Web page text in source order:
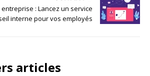
: Lancez un service
interne pour vos employés
articles